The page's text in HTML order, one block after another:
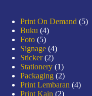
Print On Demand
5
Buku 4
Foto 5
Signage 4
Sticker 2
Stationery 1
Packaging 2
Print Lembaran 4
Print Kain
2